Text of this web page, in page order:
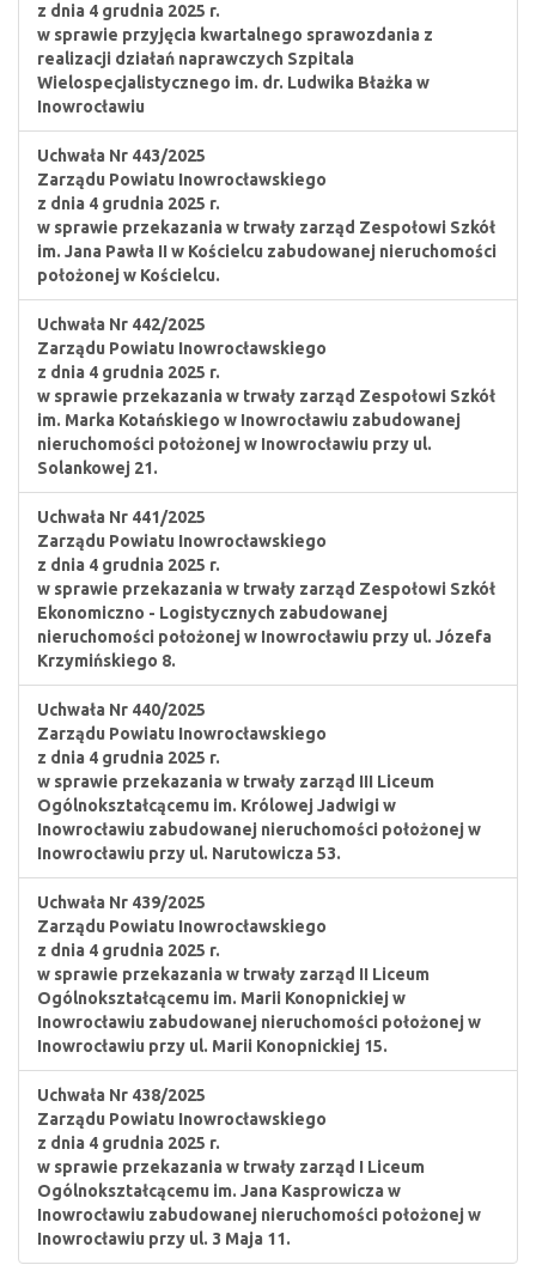
z dnia 4 grudnia 2025 r.
w sprawie przyjęcia kwartalnego sprawozdania z
realizacji działań naprawczych Szpitala
Wielospecjalistycznego im. dr. Ludwika Błażka w
Inowrocławiu
Uchwała Nr 443/2025
Zarządu Powiatu Inowrocławskiego
z dnia 4 grudnia 2025 r.
w sprawie przekazania w trwały zarząd Zespołowi Szkół
im. Jana Pawła II w Kościelcu zabudowanej nieruchomości
położonej w Kościelcu.
Uchwała Nr 442/2025
Zarządu Powiatu Inowrocławskiego
z dnia 4 grudnia 2025 r.
w sprawie przekazania w trwały zarząd Zespołowi Szkół
im. Marka Kotańskiego w Inowrocławiu zabudowanej
nieruchomości położonej w Inowrocławiu przy ul.
Solankowej 21.
Uchwała Nr 441/2025
Zarządu Powiatu Inowrocławskiego
z dnia 4 grudnia 2025 r.
w sprawie przekazania w trwały zarząd Zespołowi Szkół
Ekonomiczno - Logistycznych zabudowanej
nieruchomości położonej w Inowrocławiu przy ul. Józefa
Krzymińskiego 8.
Uchwała Nr 440/2025
Zarządu Powiatu Inowrocławskiego
z dnia 4 grudnia 2025 r.
w sprawie przekazania w trwały zarząd III Liceum
Ogólnokształcącemu im. Królowej Jadwigi w
Inowrocławiu zabudowanej nieruchomości położonej w
Inowrocławiu przy ul. Narutowicza 53.
Uchwała Nr 439/2025
Zarządu Powiatu Inowrocławskiego
z dnia 4 grudnia 2025 r.
w sprawie przekazania w trwały zarząd II Liceum
Ogólnokształcącemu im. Marii Konopnickiej w
Inowrocławiu zabudowanej nieruchomości położonej w
Inowrocławiu przy ul. Marii Konopnickiej 15.
Uchwała Nr 438/2025
Zarządu Powiatu Inowrocławskiego
z dnia 4 grudnia 2025 r.
w sprawie przekazania w trwały zarząd I Liceum
Ogólnokształcącemu im. Jana Kasprowicza w
Inowrocławiu zabudowanej nieruchomości położonej w
Inowrocławiu przy ul. 3 Maja 11.